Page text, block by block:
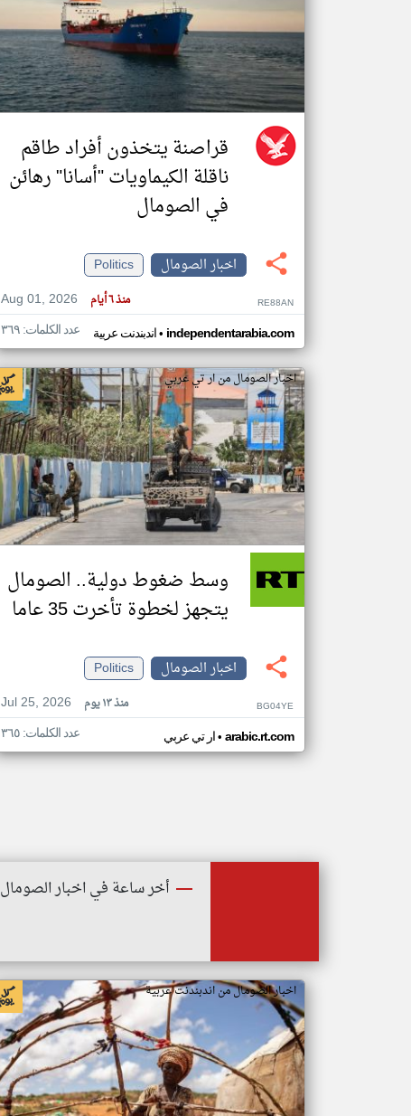
قراصنة يتخذون أفراد طاقم
ناقلة الكيماويات "أسانا" رهائن
في الصومال
اخبار الصومال
Politics
Aug 01, 2026
منذ ٦ أيام RE88AN
اندبندنت عربية• independentarabia.com عدد الكلمات: ٣٦٩
اخبار الصومال من ار تي عربي
وسط ضغوط دولية.. الصومال
يتجهز لخطوة تأخرت 35 عاما
اخبار الصومال
Politics
Jul 25, 2026
منذ ١٣ يوم BG04YE
ار تي عربي• arabic.rt.com عدد الكلمات: ٣٦٥
أخر ساعة في اخبار الصومال
اخبار الصومال من اندبندنت عربية